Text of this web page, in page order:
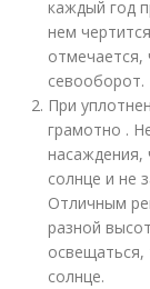
каждый год
нем
севооборот.
При
грамотно .
насаждения,
солнце и не
Отличным
разной
освещаться,
солнце.